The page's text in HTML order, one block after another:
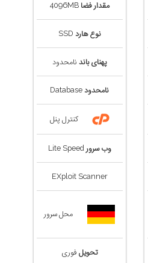
مقدار فضا 4096MB
نوع هارد
پهنای باند نامحدود
نامحدود
کنترل پنل
وب سرور Lite Speed
EXploit Scanner
محل سرور
تحویل فوری